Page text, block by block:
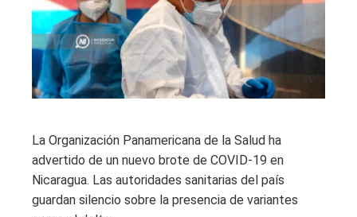
La Organización Panamericana de la Salud ha
advertido de un nuevo brote de COVID-19 en
Nicaragua. Las autoridades sanitarias del país
guardan silencio sobre la presencia de variantes